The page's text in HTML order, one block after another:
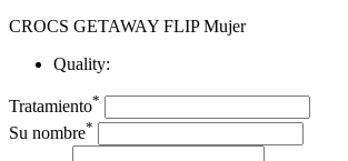
CROCS GETAWAY FLIP Mujer
Quality:
Tratamiento*
Su nombre*